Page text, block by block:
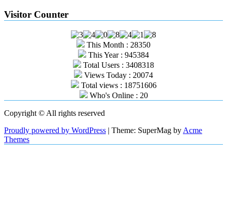
Visitor Counter
This Month : 28350
This Year : 945384
Total Users : 3408318
Views Today : 20074
Total views : 18751606
Who's Online : 20
Copyright © All rights reserved
Proudly powered by WordPress | Theme: SuperMag by Acme
Themes